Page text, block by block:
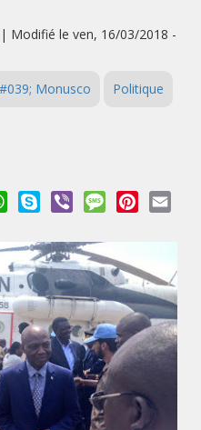
Modifié le ven, 16/03/2018 -
Monusco Politique
WhatsApp
Skype Viber MessagePinterest